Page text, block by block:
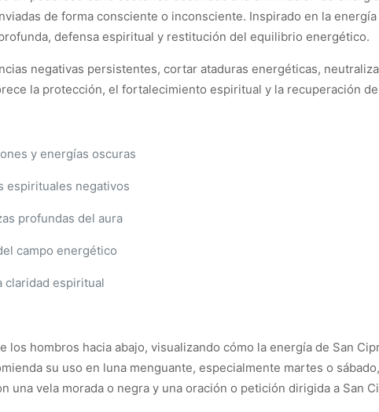
de forma consciente o inconsciente. Inspirado en la
defensa espiritual y restitución del equilibrio energético.
negativas persistentes, cortar ataduras energéticas,
la protección, el fortalecimiento espiritual y la recuperación
y energías oscuras
espirituales negativos
profundas del aura
campo energético
claridad espiritual
los hombros hacia abajo, visualizando cómo la energía de San
su uso en luna menguante, especialmente martes o
una vela morada o negra y una oración o petición dirigida a San